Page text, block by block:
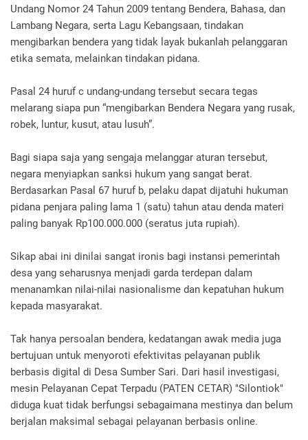
Undang Nomor 24 Tahun 2009 tentang Bendera, Bahasa, dan
Lambang Negara, serta Lagu Kebangsaan, tindakan
mengibarkan bendera yang tidak layak bukanlah pelanggaran
etika semata, melainkan tindakan pidana.
Pasal 24 huruf c undang-undang tersebut secara tegas
melarang siapa pun “mengibarkan Bendera Negara yang rusak,
robek, luntur, kusut, atau lusuh”.
Bagi siapa saja yang sengaja melanggar aturan tersebut,
negara menyiapkan sanksi hukum yang sangat berat.
Berdasarkan Pasal 67 huruf b, pelaku dapat dijatuhi hukuman
pidana penjara paling lama 1 (satu) tahun atau denda materi
paling banyak Rp100.000.000 (seratus juta rupiah).
Sikap abai ini dinilai sangat ironis bagi instansi pemerintah
desa yang seharusnya menjadi garda terdepan dalam
menanamkan nilai-nilai nasionalisme dan kepatuhan hukum
kepada masyarakat.
Tak hanya persoalan bendera, kedatangan awak media juga
bertujuan untuk menyoroti efektivitas pelayanan publik
berbasis digital di Desa Sumber Sari. Dari hasil investigasi,
mesin Pelayanan Cepat Terpadu (PATEN CETAR) "Silontiok"
diduga kuat tidak berfungsi sebagaimana mestinya dan belum
berjalan maksimal sebagai pelayanan berbasis online.